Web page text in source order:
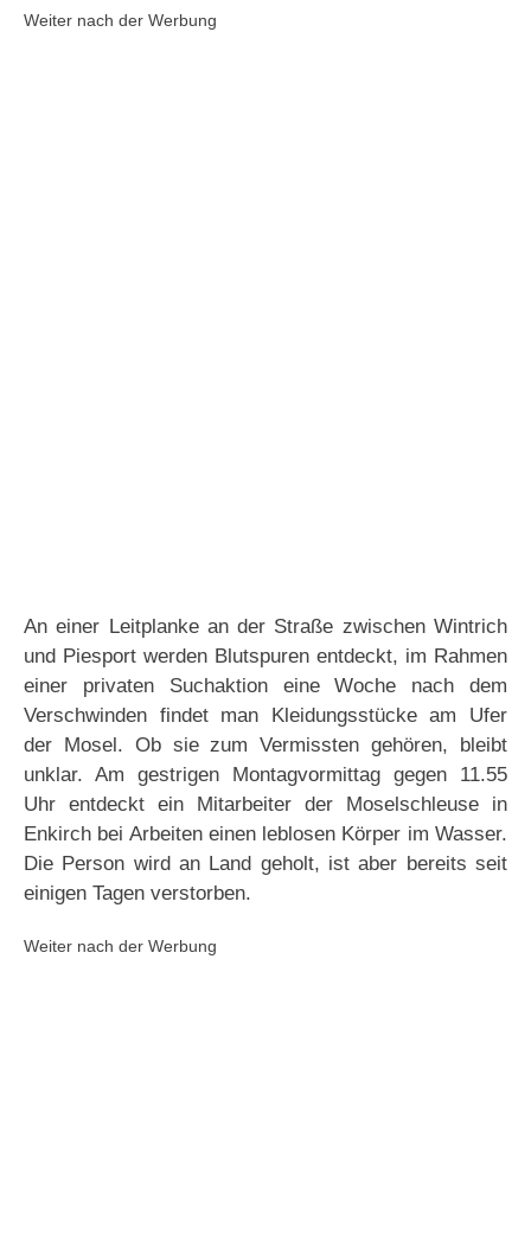
Weiter nach der Werbung
An einer Leitplanke an der Straße zwischen Wintrich
und Piesport werden Blutspuren entdeckt, im Rahmen
einer privaten Suchaktion eine Woche nach dem
Verschwinden findet man Kleidungsstücke am Ufer
der Mosel. Ob sie zum Vermissten gehören, bleibt
unklar. Am gestrigen Montagvormittag gegen 11.55
Uhr entdeckt ein Mitarbeiter der Moselschleuse in
Enkirch bei Arbeiten einen leblosen Körper im Wasser.
Die Person wird an Land geholt, ist aber bereits seit
einigen Tagen verstorben.
Weiter nach der Werbung